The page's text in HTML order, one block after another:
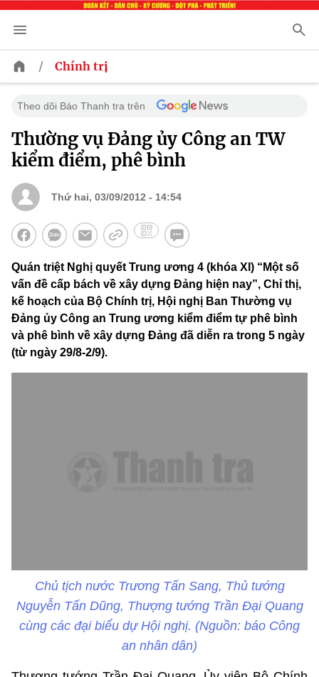
/ Chính trị
Theo dõi Báo Thanh tra trên
Thường vụ Đảng ủy Công an TW
kiểm điểm, phê bình
Thứ hai, 03/09/2012 - 14:54
Quán triệt Nghị quyết Trung ương 4 (khóa XI) “Một số
vấn đề cấp bách về xây dựng Đảng hiện nay”, Chỉ thị,
kế hoạch của Bộ Chính trị, Hội nghị Ban Thường vụ
Đảng ủy Công an Trung ương kiểm điểm tự phê bình
và phê bình về xây dựng Đảng đã diễn ra trong 5 ngày
(từ ngày 29/8-2/9).
Chủ tịch nước Trương Tấn Sang, Thủ tướng
Nguyễn Tấn Dũng, Thượng tướng Trần Đại Quang
cùng các đại biểu dự Hội nghị. (Nguồn: báo Công
an nhân dân)